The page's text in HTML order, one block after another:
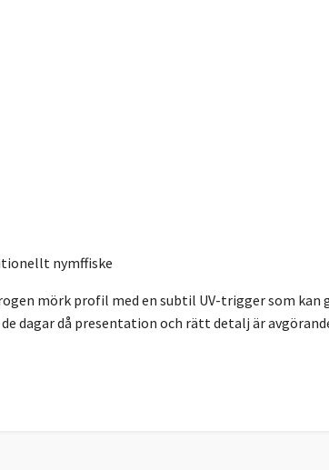
nymffiske
mörk profil med en subtil UV-trigger som kan
dagar då presentation och rätt detalj är